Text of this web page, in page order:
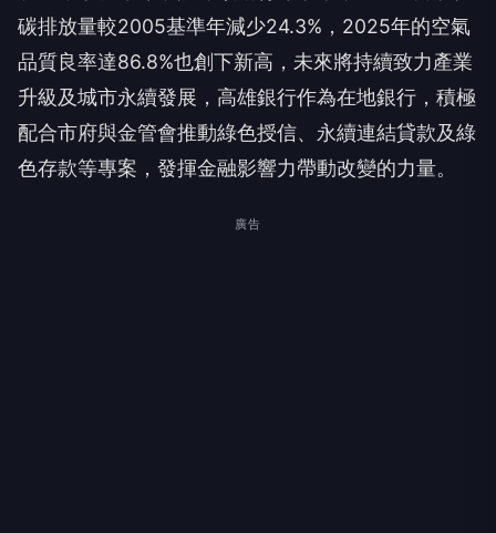
品質良率達86.8%也創下新高，未來將持續致力產業
升級及城市永續發展，高雄銀行作為在地銀行，積極
配合市府與金管會推動綠色授信、永續連結貸款及綠
色存款等專案，發揮金融影響力帶動改變的力量。